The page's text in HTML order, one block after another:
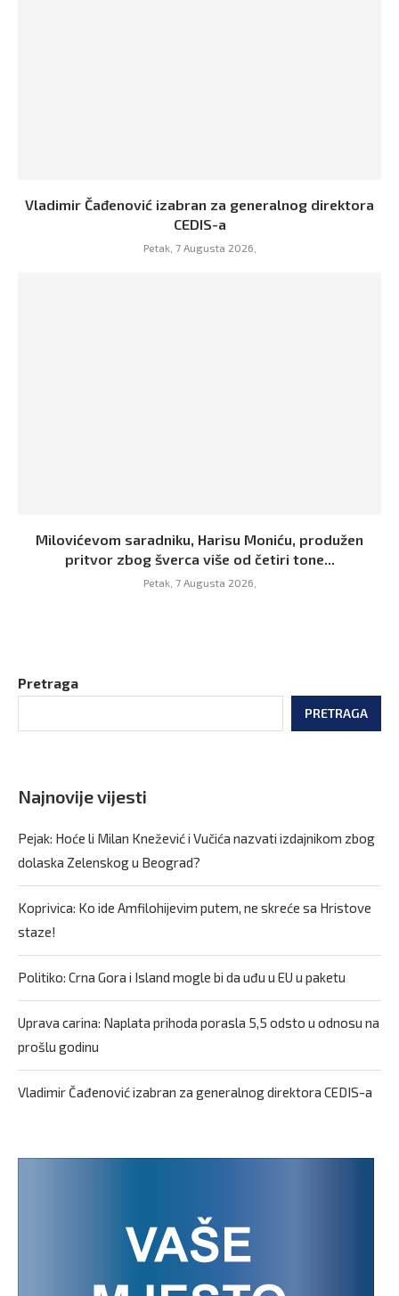
Vladimir Čađenović izabran za generalnog direktora
CEDIS-a
Petak, 7 Augusta 2026,
Milovićevom saradniku, Harisu Moniću, produžen
pritvor zbog šverca više od četiri tone...
Petak, 7 Augusta 2026,
Pretraga
PRETRAGA
Najnovije vijesti
Pejak: Hoće li Milan Knežević i Vučića nazvati izdajnikom zbog
dolaska Zelenskog u Beograd?
Koprivica: Ko ide Amfilohijevim putem, ne skreće sa Hristove
staze!
Politiko: Crna Gora i Island mogle bi da uđu u EU u paketu
Uprava carina: Naplata prihoda porasla 5,5 odsto u odnosu na
prošlu godinu
Vladimir Čađenović izabran za generalnog direktora CEDIS-a